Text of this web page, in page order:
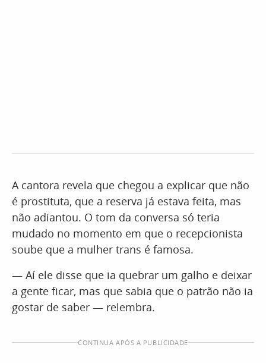
A cantora revela que chegou a explicar que não
é prostituta, que a reserva já estava feita, mas
não adiantou. O tom da conversa só teria
mudado no momento em que o recepcionista
soube que a mulher trans é famosa.
— Aí ele disse que ia quebrar um galho e deixar
a gente ficar, mas que sabia que o patrão não ia
gostar de saber — relembra.
CONTINUA APÓS A PUBLICIDADE